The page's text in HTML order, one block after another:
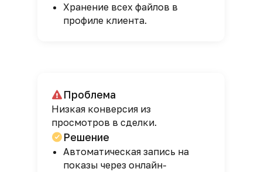
Хранение всех файлов в
профиле клиента.
Проблема
Низкая конверсия из
просмотров в сделки.
Решение
Автоматическая запись на
показы через онлайн-